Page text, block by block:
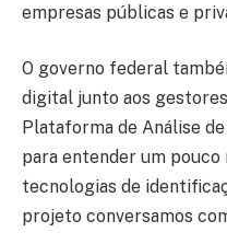
empresas públicas e
O governo federal
digital junto aos
Plataforma de Análise
para entender um pouco
tecnologias de
projeto conversamos